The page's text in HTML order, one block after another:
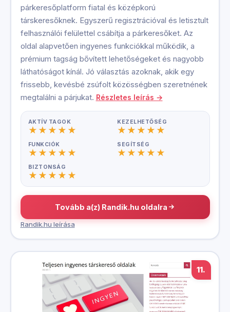
párkeresőplatform fiatal és középkorú
társkeresőknek. Egyszerű regisztrációval és letisztult
felhasználói felülettel csábítja a párkeresőket. Az
oldal alapvetően ingyenes funkciókkal működik, a
prémium tagság bővített lehetőségeket és nagyobb
láthatóságot kínál. Jó választás azoknak, akik egy
frissebb, kevésbé zsúfolt közösségben szeretnének
megtalálni a párjukat. Részletes leírás →
AKTÍV TAGOK KEZELHETŐSÉG
FUNKCIÓK SEGÍTSÉG
BIZTONSÁG
Tovább a(z) Randik.hu oldalra
Randik.hu leírása
11.